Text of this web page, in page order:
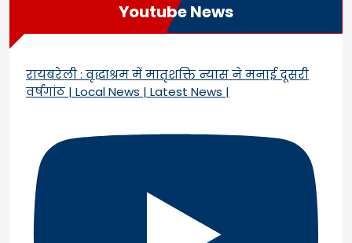
Youtube News
रायबरेली : वृद्धाश्रम में मातृशक्ति न्यास ने मनाई दूसरी
वर्षगांठ | Local News | Latest News |